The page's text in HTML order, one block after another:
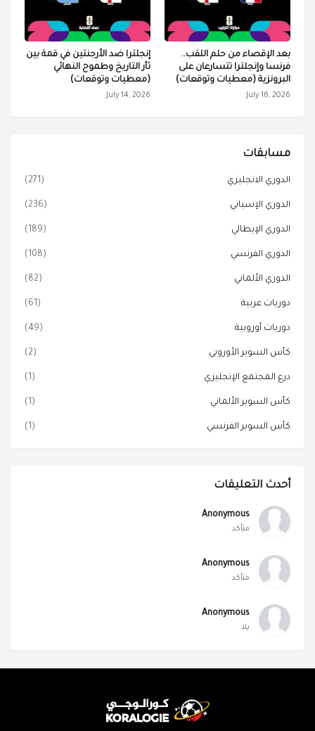
بعد الإقصاء من حلم اللقب..
فرنسا وإنجلترا تتسارعان على
البرونزية (معطيات وتوقعات)
July 16, 2026
إنجلترا ضد الأرجنتين في قمة بين
ثأر التاريخ وطموح النهائي
(معطيات وتوقعات)
July 14, 2026
مسابقات
الدوري الانجليزي (271)
الدوري الإسباني (236)
الدوري الإيطالي (189)
الدوري الفرنسي (108)
الدوري الألماني (82)
دوريات عربية (61)
دوريات أوروبية (49)
كأس السوبر الأوروبي (2)
درع المجتمع الإنجليزي (1)
كأس السوبر الألماني (1)
كأس السوبر الفرنسي (1)
أحدث التعليقات
Anonymous
متأكد
Anonymous
متأكد
Anonymous
يلا